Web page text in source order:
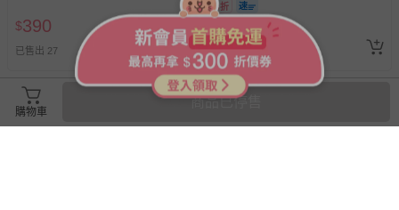
$390
已售出 27 追蹤
8折
$1399 $ 1750
已售出 1
購物車
商品已停售